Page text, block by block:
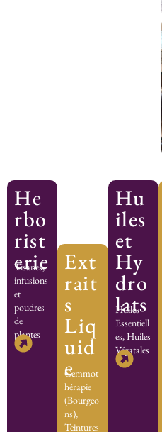
He
rbo
rist
erie
Tisanes,
infusions
et
poudres
de
plantes
Ext
rait
s
Liq
uid
e
Gemmot
hérapie
(Bourgeo
ns),
Teintures
Hu
iles
et
Hy
dro
lats
Huiles
Essentiell
es, Huiles
Végatales